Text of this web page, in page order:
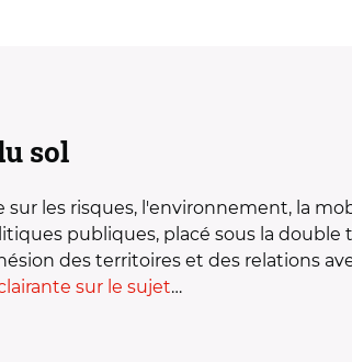
sol
les risques, l'environnement, la
publiques, placé sous la
des territoires et des relations
sur le sujet…